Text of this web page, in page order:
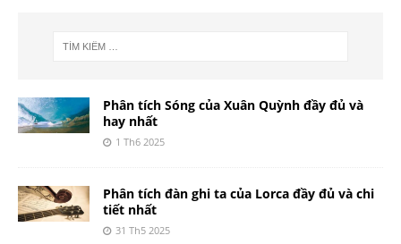
Phân tích Sóng của Xuân Quỳnh đầy đủ và
hay nhất
1 Th6 2025
Phân tích đàn ghi ta của Lorca đầy đủ và chi
tiết nhất
31 Th5 2025